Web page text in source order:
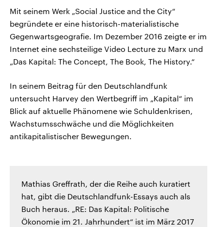
Mit seinem Werk „Social Justice and the City“
begründete er eine historisch-materialistische
Gegenwartsgeografie. Im Dezember 2016 zeigte er im
Internet eine sechsteilige Video Lecture zu Marx und
„Das Kapital: The Concept, The Book, The History.“
In seinem Beitrag für den Deutschlandfunk
untersucht Harvey den Wertbegriff im „Kapital“ im
Blick auf aktuelle Phänomene wie Schuldenkrisen,
Wachstumsschwäche und die Möglichkeiten
antikapitalistischer Bewegungen.
Mathias Greffrath, der die Reihe auch kuratiert
hat, gibt die Deutschlandfunk-Essays auch als
Buch heraus. „RE: Das Kapital: Politische
Ökonomie im 21. Jahrhundert“ ist im März 2017